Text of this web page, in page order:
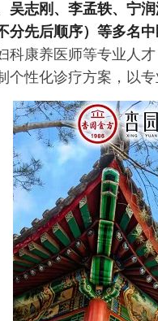
吴志刚、李孟轶、宁
分先后顺序）等多名中
科康养医师等专业人
性化诊疗方案，以专